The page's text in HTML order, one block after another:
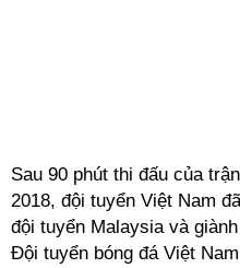
Sau 90 phút thi đấu của
2018, đội tuyển Việt Nam
đội tuyển Malaysia và
Đội tuyển bóng đá Việt